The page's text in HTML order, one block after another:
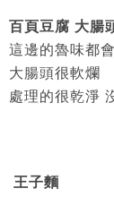
百頁豆腐 大腸
這邊的魯味都
大腸頭很軟爛
處理的很乾淨
王子麵